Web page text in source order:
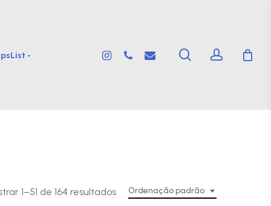
- instagram
phone email searchaccount
Ordenação padrão
1–51 de 164 resultados